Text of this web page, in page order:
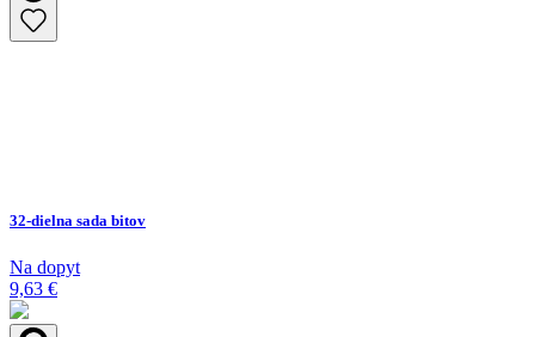
32-dielna sada bitov
Na dopyt
9,63 €